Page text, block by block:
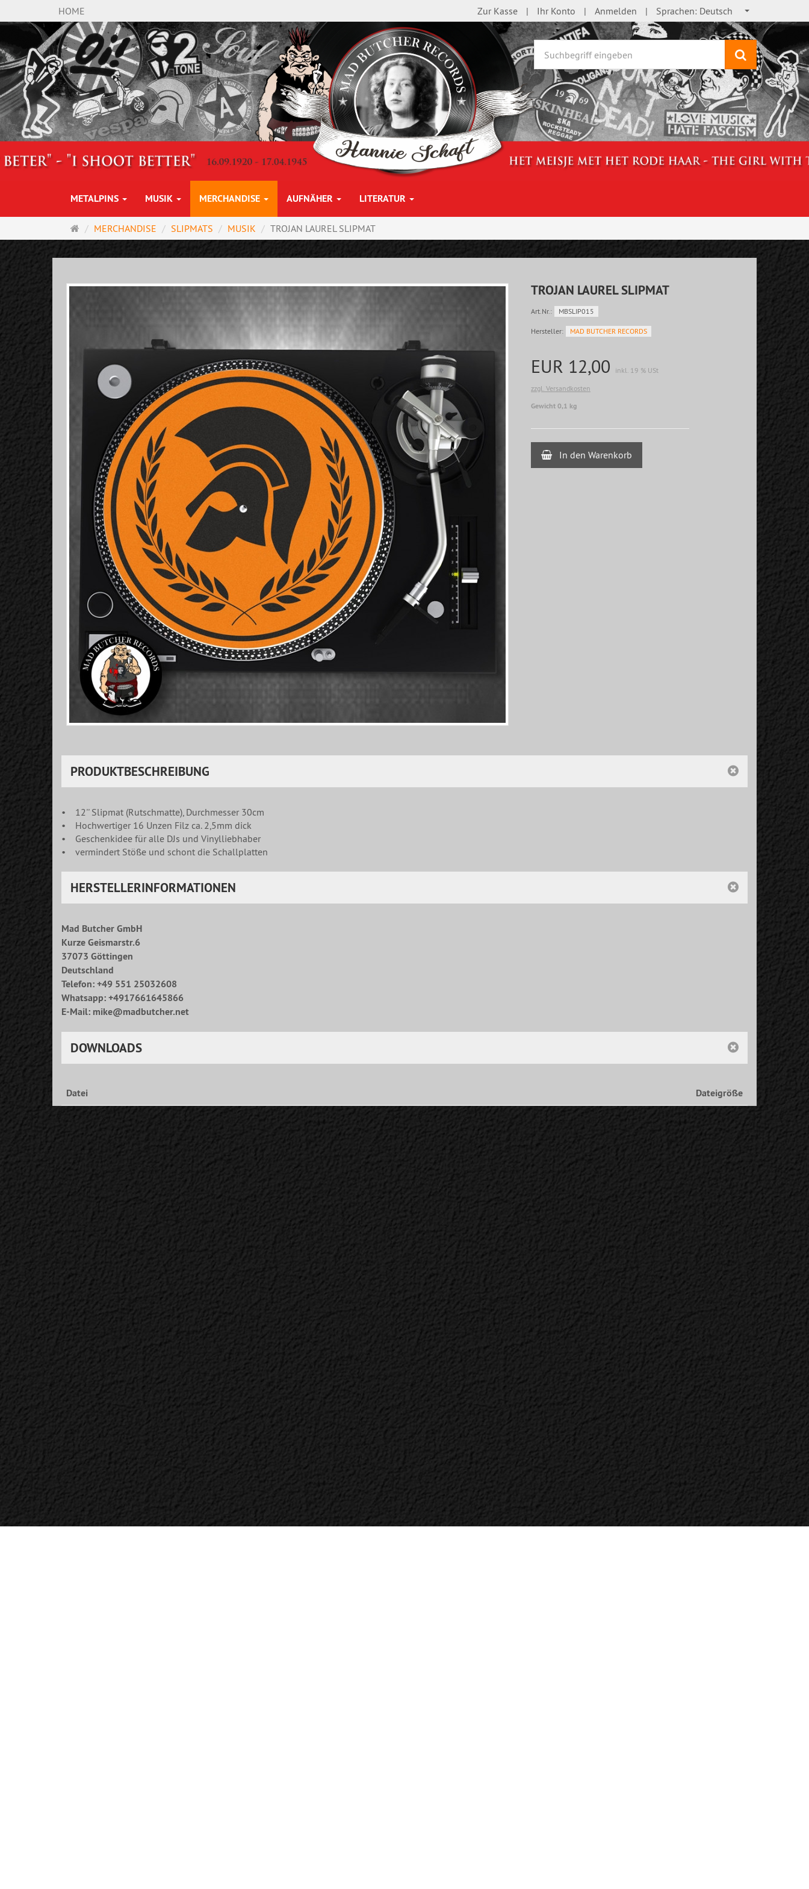
HOME Zur Kasse Ihr Konto Anmelden Sprachen: Deutsch
Suchen
METALPINS MUSIK MERCHANDISE AUFNÄHER LITERATUR
Startseite
MERCHANDISE SLIPMATS MUSIK TROJAN LAUREL SLIPMAT
TROJAN LAUREL SLIPMAT
Art.Nr.: MBSLIP015
Hersteller: MAD BUTCHER RECORDS
EUR 12,00
inkl. 19 % USt
zzgl. Versandkosten
Gewicht 0,1 kg
In den Warenkorb
PRODUKTBESCHREIBUNG
• 12'' Slipmat (Rutschmatte), Durchmesser 30cm
• Hochwertiger 16 Unzen Filz ca. 2,5mm dick
• Geschenkidee für alle DJs und Vinylliebhaber
• vermindert Stöße und schont die Schallplatten
HERSTELLERINFORMATIONEN
Mad Butcher GmbH
Kurze Geismarstr.6
37073 Göttingen
Deutschland
Telefon: +49 551 25032608
Whatsapp: +4917661645866
E-Mail: mike@madbutcher.net
DOWNLOADS
Datei Dateigröße